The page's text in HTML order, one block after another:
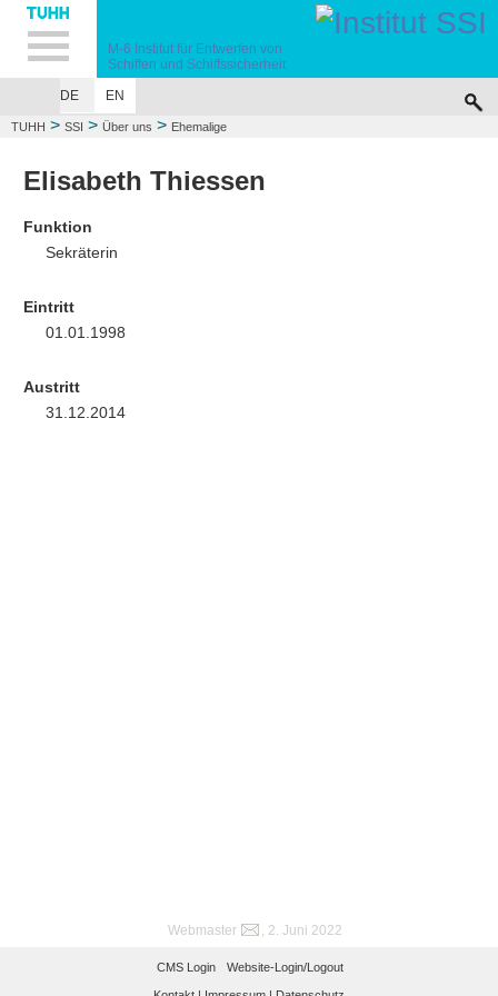
Hauptnavigation
Unternavigation
Inhalt
Suche
M-6 Institut für Entwerfen von
Schiffen und Schiffssicherheit
DE
EN
TUHH > SSI > Über uns > Ehemalige
Elisabeth Thiessen
Funktion
Sekräterin
Eintritt
01.01.1998
Austritt
31.12.2014
Webmaster , 2. Juni 2022
CMS Login Website-Login/Logout